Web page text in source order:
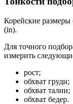
Корейские
(in).
Для точного
измерить
рост;
обхват груди;
обхват талии;
обхват бедер.